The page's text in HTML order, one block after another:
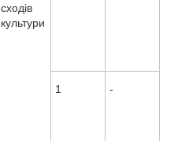
сходів
культури
1 -